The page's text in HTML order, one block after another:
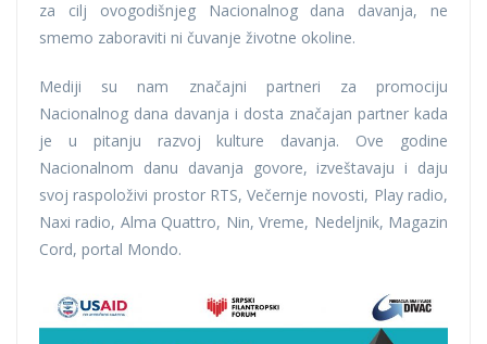
za cilj ovogodišnjeg Nacionalnog dana davanja, ne
smemo zaboraviti ni čuvanje životne okoline.
Mediji su nam značajni partneri za promociju
Nacionalnog dana davanja i dosta značajan partner kada
je u pitanju razvoj kulture davanja. Ove godine
Nacionalnom danu davanja govore, izveštavaju i daju
svoj raspoloživi prostor RTS, Večernje novosti, Play radio,
Naxi radio, Alma Quattro, Nin, Vreme, Nedeljnik, Magazin
Cord, portal Mondo.